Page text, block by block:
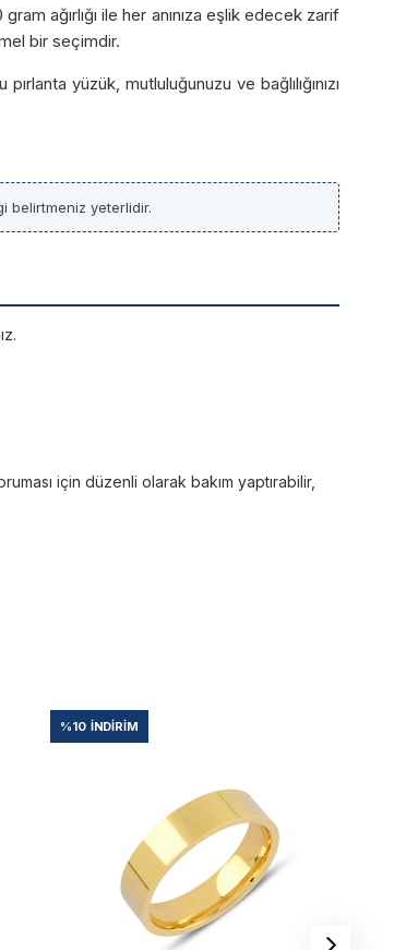
ağırlığı ile her anınıza eşlik edecek zarif
bir seçimdir.
yüzük, mutluluğunuzu ve bağlılığınızı
belirtmeniz yeterlidir.
için düzenli olarak bakım yaptırabilir,
%10 İNDIRIM